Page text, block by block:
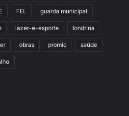
FEL guarda municipal
lazer-e-esporte londrina
obras promic saúde